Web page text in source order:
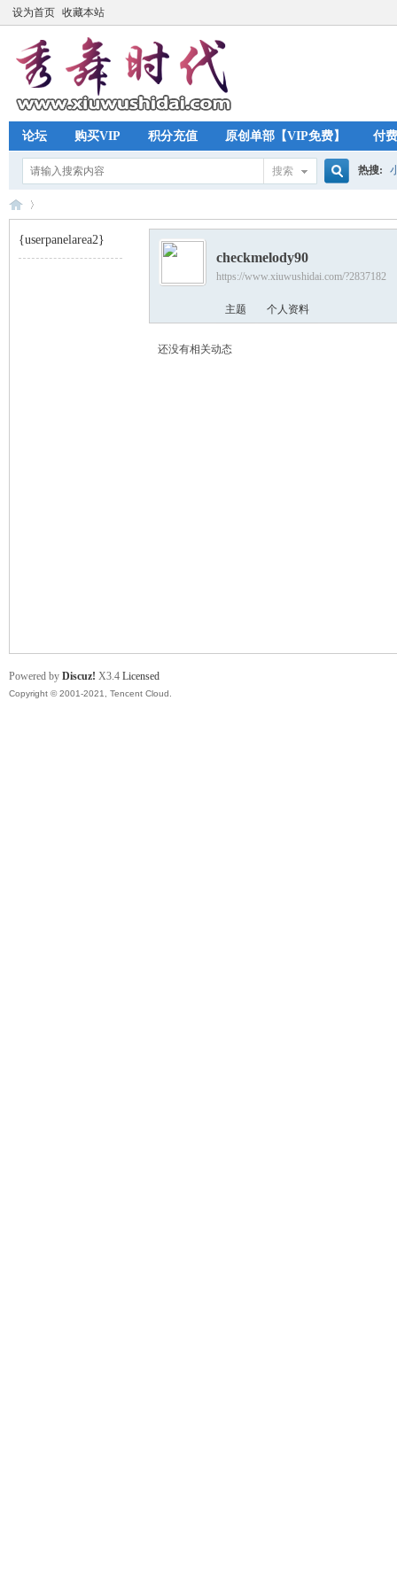
设为首页 收藏本站
论坛 购买VIP 积分充值 原创单部【VIP免费】 付
搜索
索
热搜:
{userpanelarea2}
checkmelody90
https://www.xiuwushidai.com/?2837182
主题 个人资料
还没有相关动态
Powered by Discuz! X3.4 Licensed
Copyright © 2001-2021, Tencent Cloud.